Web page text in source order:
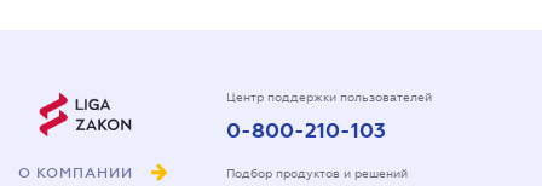
О КОМПАНИИ
Центр поддержки пользователей
0-800-210-103
Подбор продуктов и решений